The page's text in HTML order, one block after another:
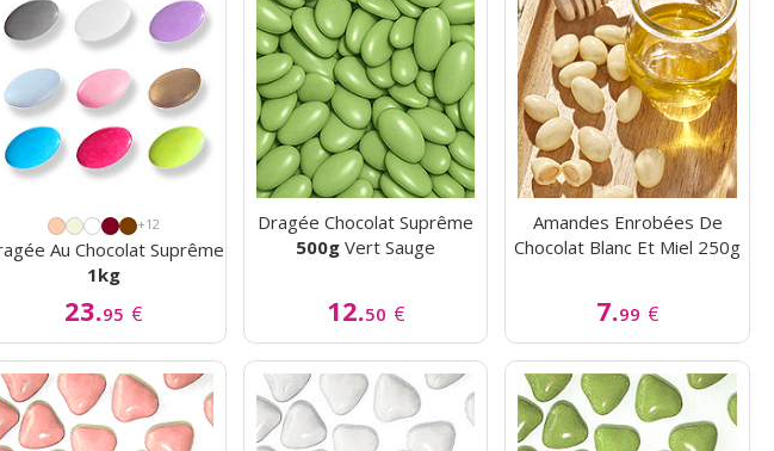
+12
Au Chocolat Suprême
1kg
23.95 €
Dragée Chocolat Suprême
500g Vert Sauge
12.50 €
Amandes Enrobées De
Chocolat Blanc Et Miel 250g
7.99 €